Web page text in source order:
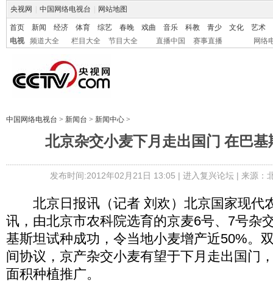
央视网 中国网络电视台 网站地图
首页 新闻 经济 体育 综艺 春晚 戏曲 音乐 科教 青少 文化
艺术
电视
频道大全 栏目大全 节目大全 直播中国 赛事直播 网络
中国网络电视台 > 新闻台 > 新闻中心 >
北京杂交小麦下月走出国门 在巴基
发布时间:2012年02月21日 13:05 | 进入复兴论坛| 来源：
北京日报讯（记者 刘欢）北京国家现代
讯，由北京市农科院选育的京麦6号、7号杂
基斯坦试种成功，令当地小麦增产近50%。
间协议，京产杂交小麦有望于下月走出国门
面积种植推广。